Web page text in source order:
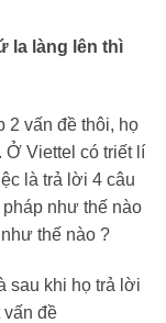
la làng lên thì
2 vấn đề thôi, họ
Ở Viettel có triết lí
là trả lời 4 câu
như thế nào
thế nào ?
sau khi họ trả lời
đề